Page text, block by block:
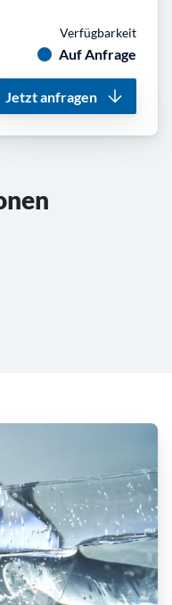
Verfügbarkeit
Auf Anfrage
Jetzt anfragen